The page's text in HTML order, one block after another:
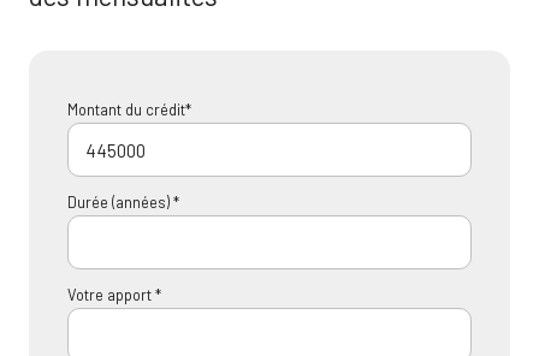
Montant du crédit*
Durée (années) *
Votre apport *